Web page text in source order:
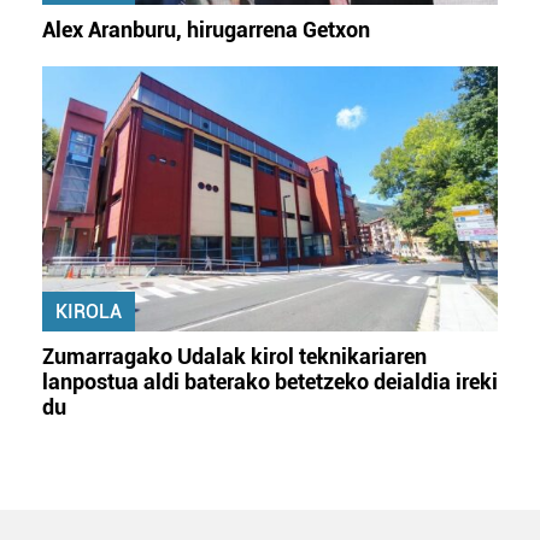
Alex Aranburu, hirugarrena Getxon
KIROLA
Zumarragako Udalak kirol teknikariaren
lanpostua aldi baterako betetzeko deialdia ireki
du